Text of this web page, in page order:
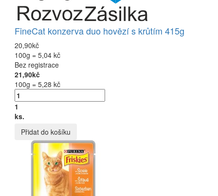
FineCat konzerva duo hovězí s krůtím 415g
20,90kč
100g = 5,04 kč
Bez registrace
21,90kč
100g = 5,28 kč
1
ks.
Přidat do košíku